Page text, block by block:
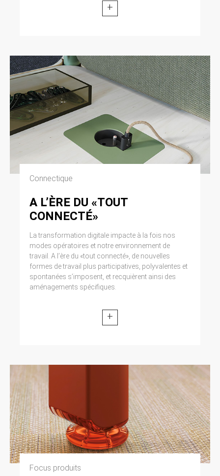
+
Connectique
A L’ÈRE DU «TOUT
CONNECTÉ»
La transformation digitale impacte à la fois nos
modes opératoires et notre environnement de
travail. A l’ère du «tout connecté», de nouvelles
formes de travail plus participatives, polyvalentes et
spontanées s’imposent, et recquièrent ainsi des
aménagements spécifiques.
+
Focus produits